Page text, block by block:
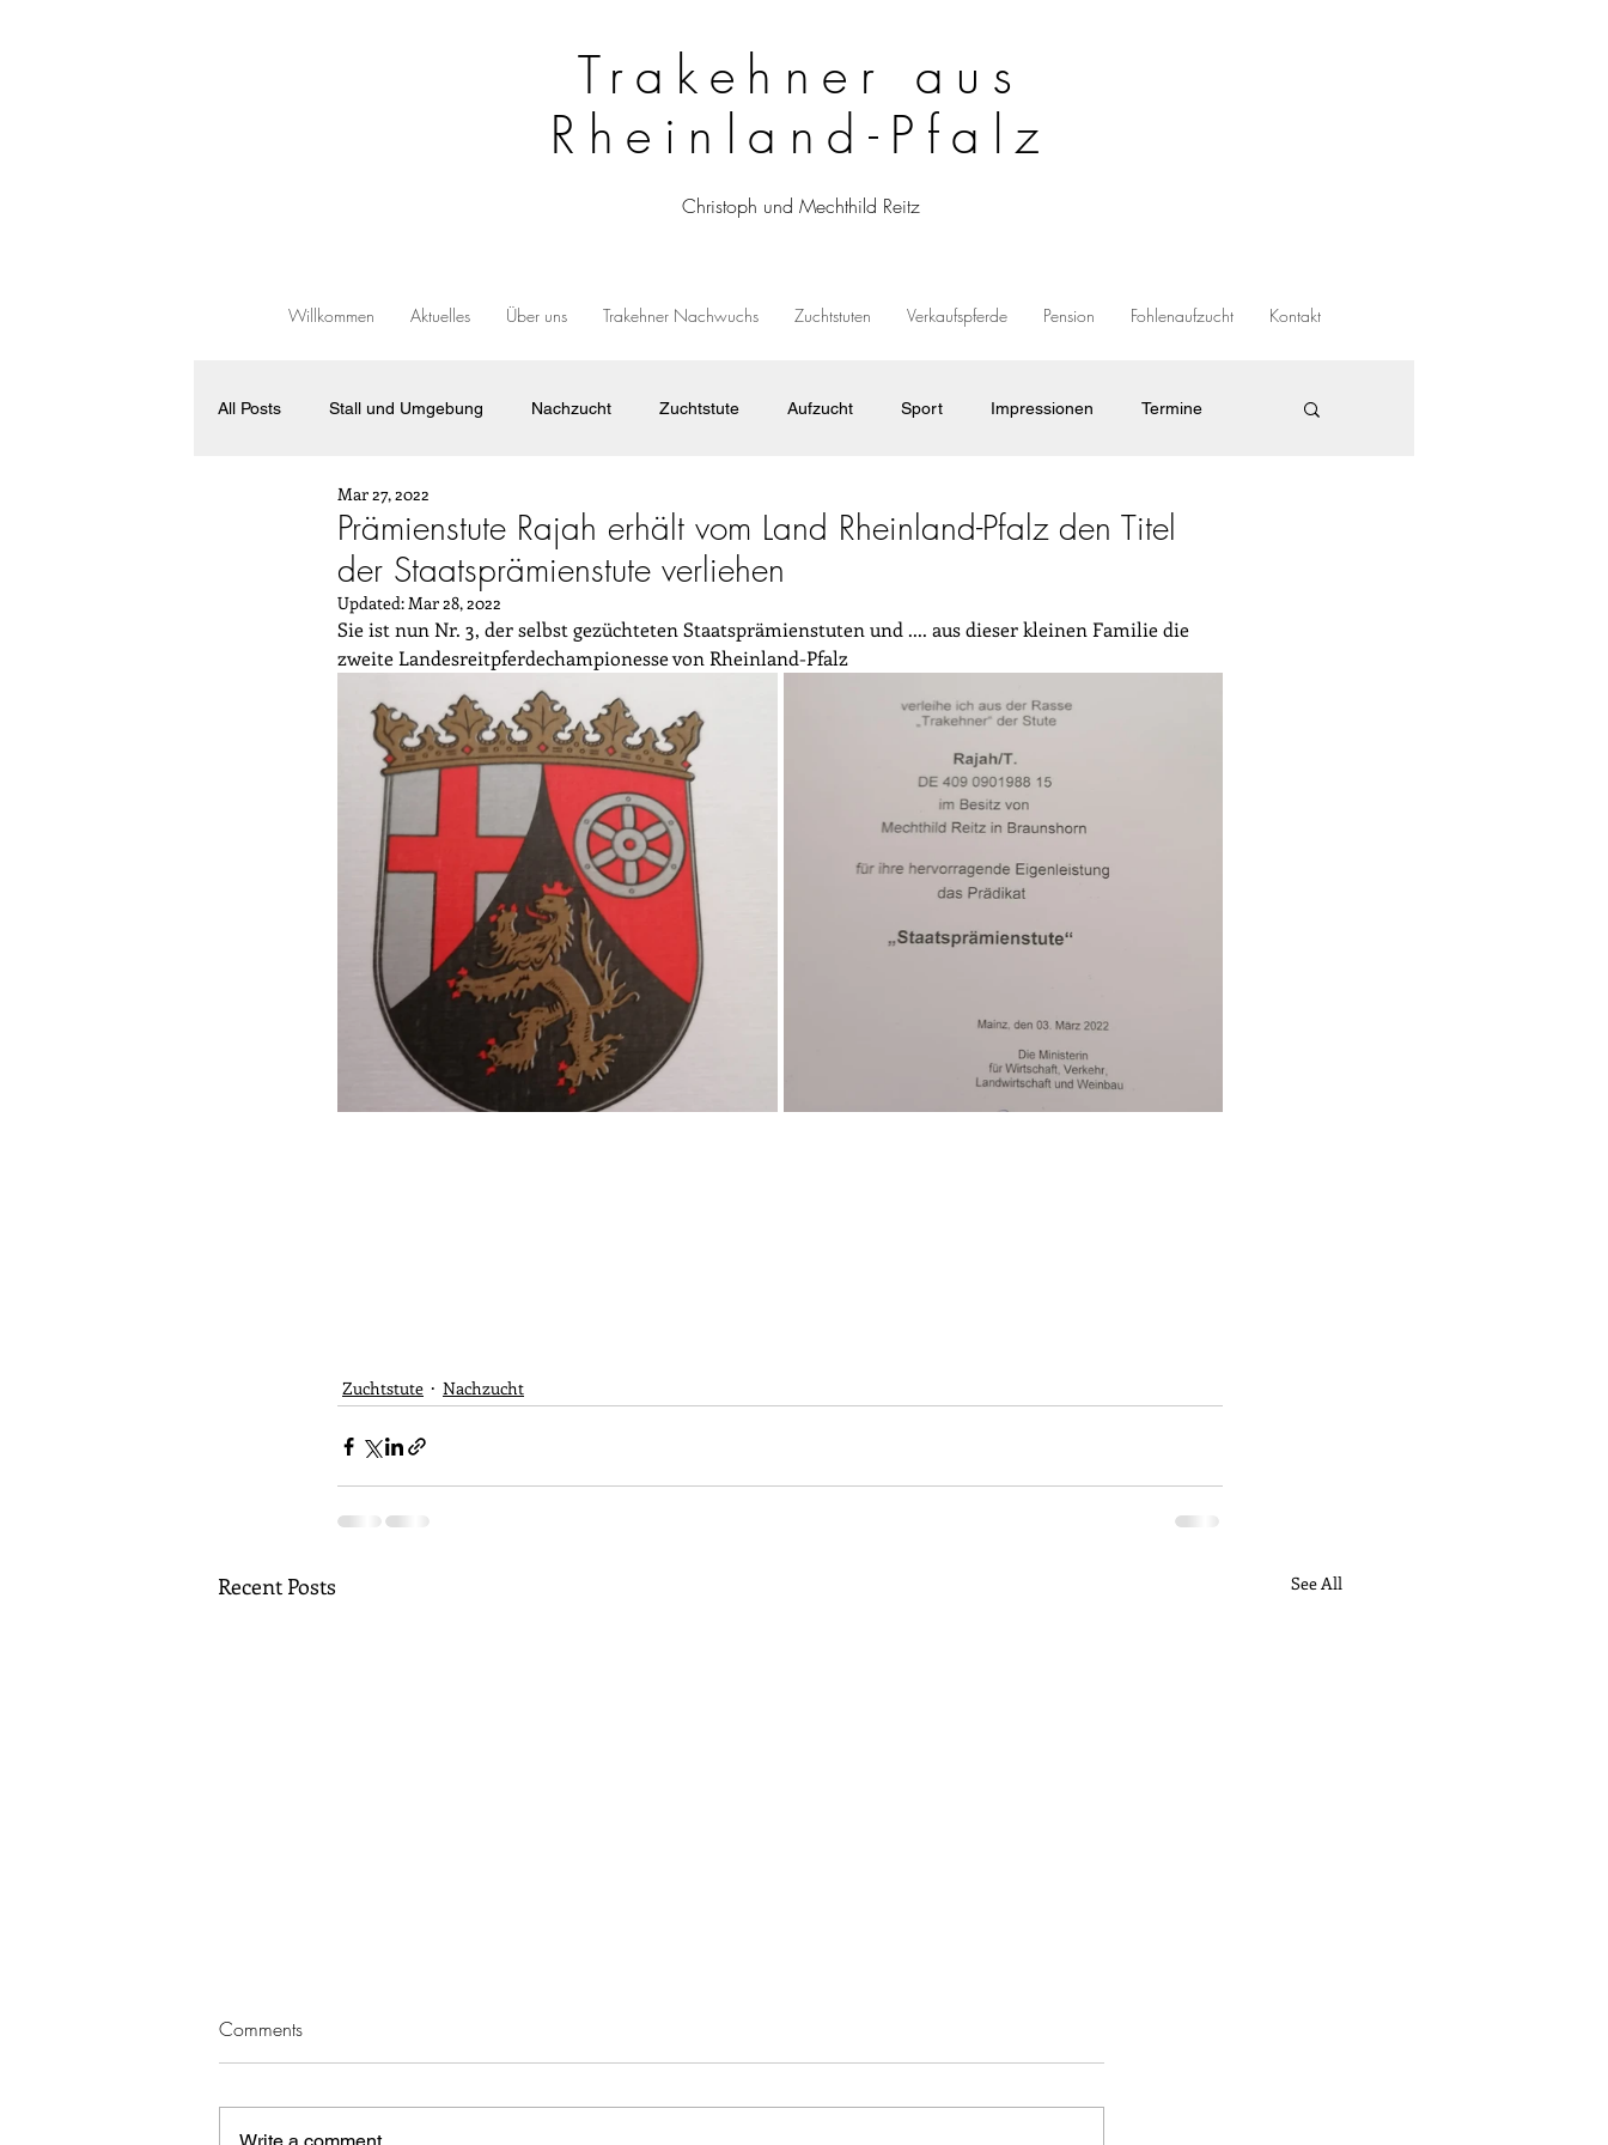
Trakehner aus
Rheinland-Pfalz
Christoph und Mechthild Reitz
Willkommen Aktuelles Über uns Trakehner Nachwuchs Zuchtstuten Verkaufspferde Pension Fohlenaufzucht Kontakt
All Posts Stall und Umgebung Nachzucht Zuchtstute Aufzucht Sport Impressionen Termine
Verkaufspferde
Prämienstute Rajah erhält vom Land Rheinland-Pfalz den Titel
der Staatsprämienstute verliehen
Mar 27, 2022
Updated:Mar 28, 2022
Sie ist nun Nr. 3, der selbst gezüchteten Staatsprämienstuten und .... aus dieser kleinen Familie die
zweite Landesreitpferdechampionesse von Rheinland-Pfalz
Zuchtstute Nachzucht
Recent Posts See All
Comments